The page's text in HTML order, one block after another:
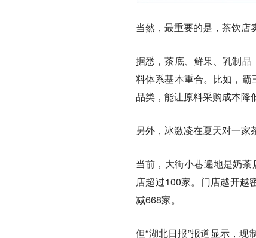
当然，最重要的是，茶饮店
据悉，茶底、鲜果、乳制
料体系基本重合。比如，
品类，能让原料采购成本降
另外，冰激凌在夏天对一家
当前，大街小巷遍地是奶
店超过100家。门店越开越
减668家。
但“湖北日报”报道显示，